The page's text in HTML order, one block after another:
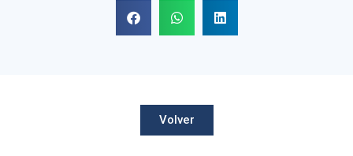
Volver